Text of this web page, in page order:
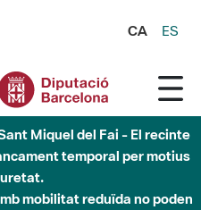
CA ES
Miquel del Fai - El recinte
temporal per motius
mobilitat reduïda no poden